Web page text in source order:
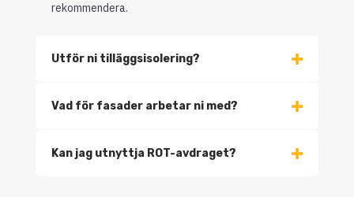
rekommendera.
Utför ni tilläggsisolering?
Vad för fasader arbetar ni med?
Kan jag utnyttja ROT-avdraget?